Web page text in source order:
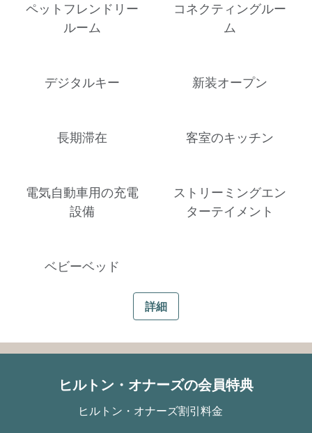
ペットフレンドリー
ルーム
コネクティングルー
ム
デジタルキー 新装オープン
長期滞在 客室のキッチン
電気自動車用の充電
設備
ストリーミングエン
ターテイメント
ベビーベッド
詳細
ヒルトン・オナーズの会員特典
ヒルトン・オナーズ割引料金